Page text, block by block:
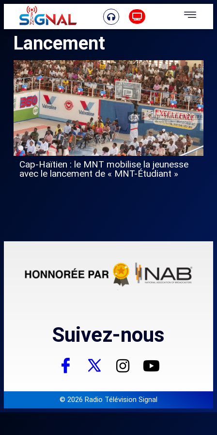
Lancement
Cap-Haïtien : le MNT mobilise la jeunesse
avec le lancement de « MNT-Étudiant »
Suivez-nous
© 2026 Radio Télévision Signal